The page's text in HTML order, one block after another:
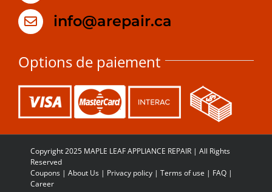
info@arepair.ca
Options de paiement
Copyright 2025 MAPLE LEAF APPLIANCE REPAIR | All Rights
Reserved
Coupons | About Us | Privacy policy | Terms of use | FAQ |
Career